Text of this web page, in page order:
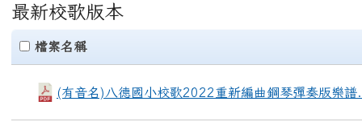
最新校歌版本
clickAll
檔案名稱
(有音名)八德國小校歌2022重新編曲鋼琴彈奏版樂